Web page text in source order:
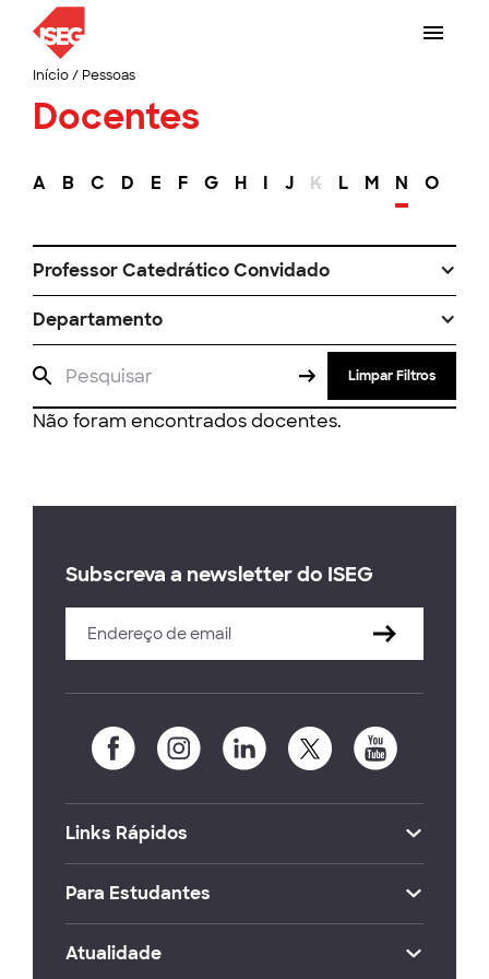
Início/ Pessoas
Docentes
A B C D E F G H I J K L M N O
Professor Catedrático Convidado
Departamento
Limpar Filtros
Não foram encontrados docentes.
Subscreva a newsletter do ISEG
Links Rápidos
Para Estudantes
Atualidade